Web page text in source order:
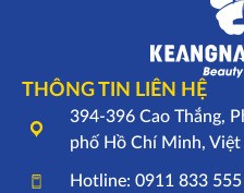
THÔNG TIN LIÊN HỆ
394-396 Cao Thắng,
phố Hồ Chí Minh, Việt
Hotline: 0911 833 555